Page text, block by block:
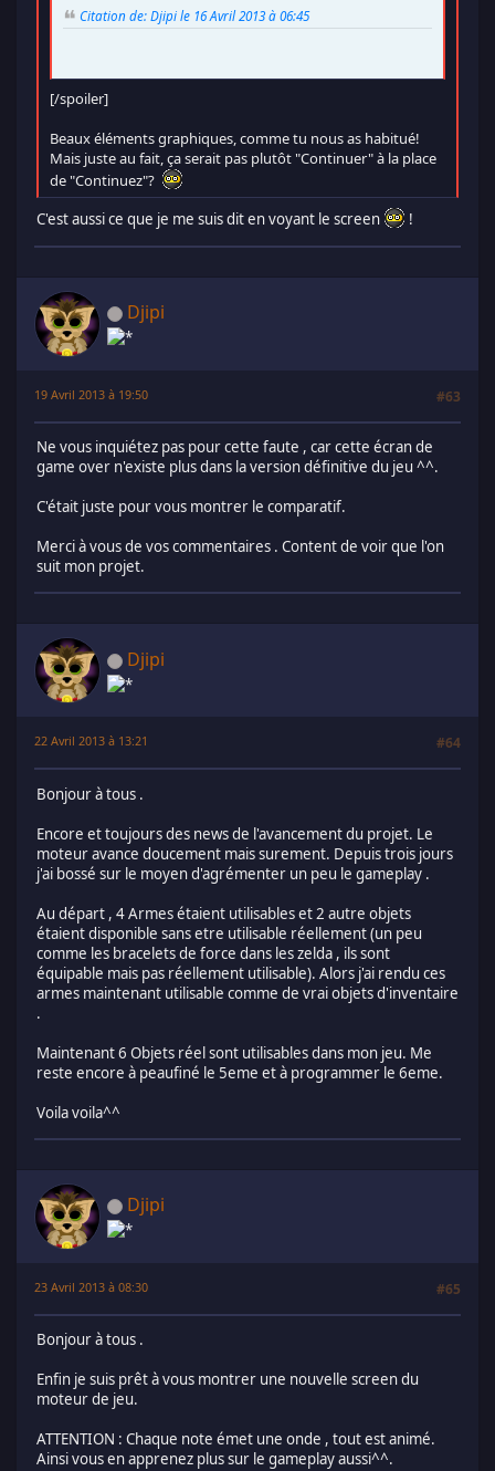
Citation de: Djipi le 16 Avril 2013 à 06:45
[/spoiler]
Beaux éléments graphiques, comme tu nous as habitué!
Mais juste au fait, ça serait pas plutôt "Continuer" à la place
de "Continuez"?
C'est aussi ce que je me suis dit en voyant le screen
!
Djipi
19 Avril 2013 à 19:50 #63
Ne vous inquiétez pas pour cette faute , car cette écran de
game over n'existe plus dans la version définitive du jeu ^^.
C'était juste pour vous montrer le comparatif.
Merci à vous de vos commentaires . Content de voir que l'on
suit mon projet.
Djipi
22 Avril 2013 à 13:21 #64
Bonjour à tous .
Encore et toujours des news de l'avancement du projet. Le
moteur avance doucement mais surement. Depuis trois jours
j'ai bossé sur le moyen d'agrémenter un peu le gameplay .
Au départ , 4 Armes étaient utilisables et 2 autre objets
étaient disponible sans etre utilisable réellement (un peu
comme les bracelets de force dans les zelda , ils sont
équipable mais pas réellement utilisable). Alors j'ai rendu ces
armes maintenant utilisable comme de vrai objets d'inventaire
.
Maintenant 6 Objets réel sont utilisables dans mon jeu. Me
reste encore à peaufiné le 5eme et à programmer le 6eme.
Voila voila^^
Djipi
23 Avril 2013 à 08:30 #65
Bonjour à tous .
Enfin je suis prêt à vous montrer une nouvelle screen du
moteur de jeu.
ATTENTION : Chaque note émet une onde , tout est animé.
Ainsi vous en apprenez plus sur le gameplay aussi^^.